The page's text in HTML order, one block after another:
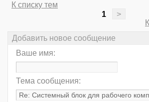
К списку тем
1
>
Добавить новое сообщение
Ваше имя:
Тема сообщения: